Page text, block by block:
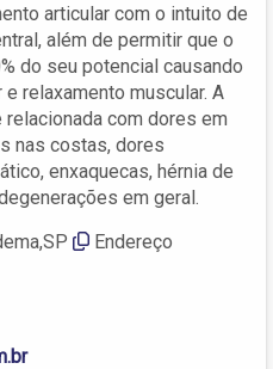
articular com o intuito de
além de permitir que o
do seu potencial causando
relaxamento muscular. A
com dores em
nas costas, dores
enxaquecas, hérnia de
em geral.
Endereço